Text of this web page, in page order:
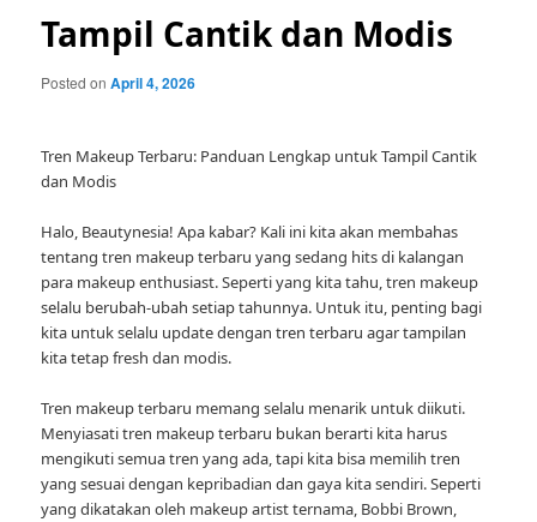
Tampil Cantik dan Modis
Posted onApril 4, 2026
Tren Makeup Terbaru: Panduan Lengkap untuk Tampil Cantik
dan Modis
Halo, Beautynesia! Apa kabar? Kali ini kita akan membahas
tentang tren makeup terbaru yang sedang hits di kalangan
para makeup enthusiast. Seperti yang kita tahu, tren makeup
selalu berubah-ubah setiap tahunnya. Untuk itu, penting bagi
kita untuk selalu update dengan tren terbaru agar tampilan
kita tetap fresh dan modis.
Tren makeup terbaru memang selalu menarik untuk diikuti.
Menyiasati tren makeup terbaru bukan berarti kita harus
mengikuti semua tren yang ada, tapi kita bisa memilih tren
yang sesuai dengan kepribadian dan gaya kita sendiri. Seperti
yang dikatakan oleh makeup artist ternama, Bobbi Brown,